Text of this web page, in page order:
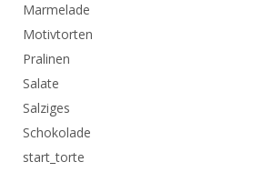
Marmelade
Motivtorten
Pralinen
Salate
Salziges
Schokolade
start_torte